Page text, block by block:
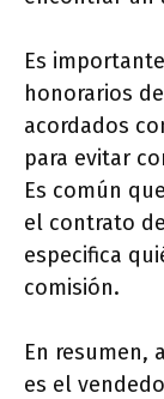
Es
honorarios
acordados
para evitar
Es común
el contrato
especifica
comisión.
En resumen,
es el